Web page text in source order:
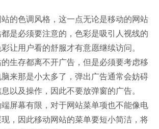
色调风格，这一点无论是移动的网站
是必须要注意的，色彩是吸引人视线的
让用户看的舒服才有意愿继续访问。
存都离不开广告，但是必须要考虑移
来那是小太多了，弹出广告通常会妨碍
以及操作，因此不要放弹窗的广告。
幕有限，对于网站菜单项也不能像电
，因此移动网站的菜单要短小简洁，将